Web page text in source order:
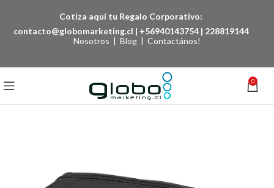
Cotiza aquí tu Regalo Corporativo:
contacto@globomarketing.cl | +56940143754 | 228819144
Nosotros | Blog | Contactános!
0